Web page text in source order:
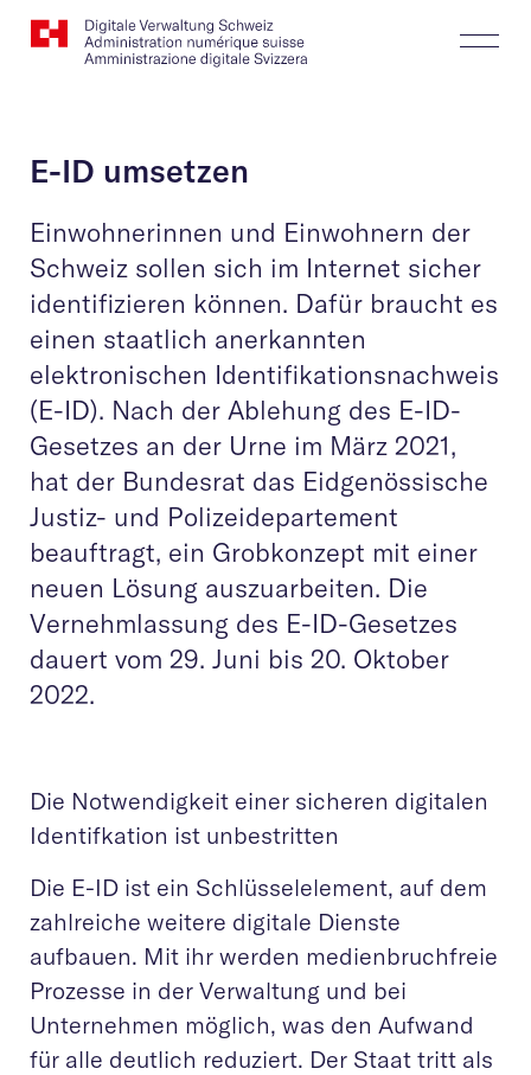
Website
Logo
E-ID umsetzen
Einwohnerinnen und Einwohnern der
Schweiz sollen sich im Internet sicher
identifizieren können. Dafür braucht es
einen staatlich anerkannten
elektronischen Identifikationsnachweis
(E-ID). Nach der Ablehung des E-ID-
Gesetzes an der Urne im März 2021,
hat der Bundesrat das Eidgenössische
Justiz- und Polizeidepartement
beauftragt, ein Grobkonzept mit einer
neuen Lösung auszuarbeiten. Die
Vernehmlassung des E-ID-Gesetzes
dauert vom 29. Juni bis 20. Oktober
2022.
Die Notwendigkeit einer sicheren digitalen
Identifkation ist unbestritten
Die E-ID ist ein Schlüsselelement, auf dem
zahlreiche weitere digitale Dienste
aufbauen. Mit ihr werden medienbruchfreie
Prozesse in der Verwaltung und bei
Unternehmen möglich, was den Aufwand
für alle deutlich reduziert. Der Staat tritt als